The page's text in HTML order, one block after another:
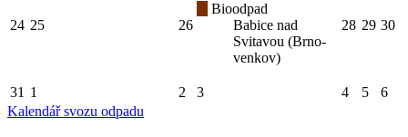
24 25 26
Bioodpad
Babice nad
Svitavou (Brno-
venkov)
28 29 30
31 1 2 3 4 5
6
Kalendář svozu odpadu